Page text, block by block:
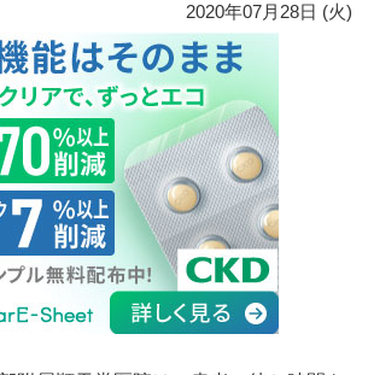
2020年07月28日 (火)